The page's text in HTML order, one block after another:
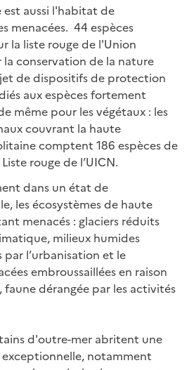
aussi l'habitat de
menacées. 44 espèces
la liste rouge de l'Union
conservation de la nature
de dispositifs de protection
aux espèces fortement
même pour les végétaux : les
couvrant la haute
comptent 186 espèces de
rouge de l’UICN.
dans un état de
les écosystèmes de haute
menacés : glaciers réduits
milieux humides
l’urbanisation et le
embroussaillées en raison
faune dérangée par les activités
d'outre-mer abritent une
notamment